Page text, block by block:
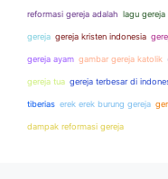
reformasi gereja adalah lagu gereja
gereja gereja kristen indonesia
gereja ayam gambar gereja katolik
gereja tua gereja terbesar di
tiberias erek erek burung gereja
dampak reformasi gereja